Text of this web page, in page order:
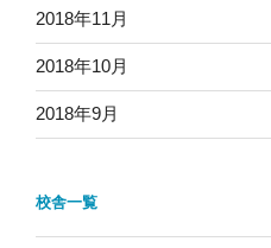
2018年11月
2018年10月
2018年9月
校舎一覧